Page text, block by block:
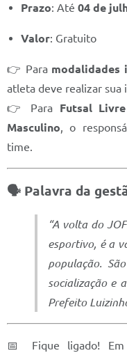
Prazo: Até 04 de
Valor: Gratuito
👉 Para modalidades
atleta deve realizar sua
👉 Para Futsal
Masculino, o
time.
🗣️ Palavra da
“A volta do
esportivo, é a
população.
socialização e
Prefeito
📅 Fique ligado!